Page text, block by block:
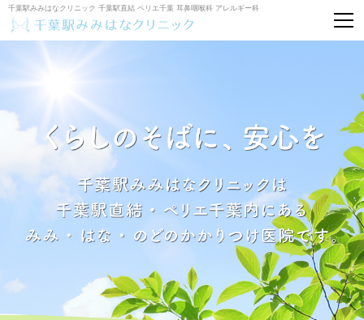
千葉駅みみはなクリニック 千葉駅直結 ペリエ千葉 耳鼻咽喉科 アレルギー科